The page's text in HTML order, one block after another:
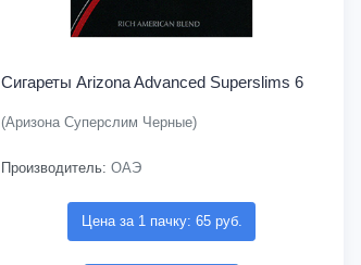
Сигареты Arizona Advanced Superslims 6
(Аризона Суперслим Черные)
Производитель: ОАЭ
Цена за 1 пачку: 65 руб.